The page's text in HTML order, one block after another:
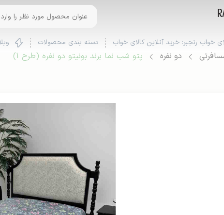
خواب رنجبر: خرید آنلاین کالای خواب دسته بندی محصولات
دو نفره پتو شب نما برند بونیتو دو نفره (طرح 1)